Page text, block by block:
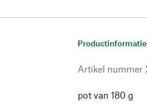
Productinformatie
Artikel nummer
pot van 180 g